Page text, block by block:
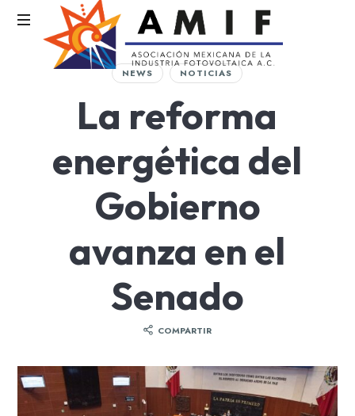
AMIF
Fotovoltaica
NEWS NOTICIAS
La reforma
energética del
Gobierno
avanza en el
Senado
COMPARTIR